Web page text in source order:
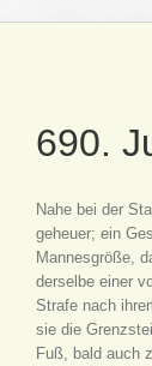
690.
Nahe bei der
geheuer; ein
Mannesgröße,
derselbe einer
Strafe nach
sie die
Fuß, bald auch